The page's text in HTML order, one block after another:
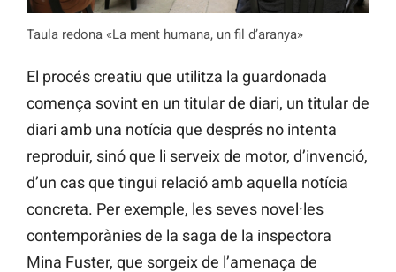
Taula redona «La ment humana, un fil d’aranya»
El procés creatiu que utilitza la guardonada
comença sovint en un titular de diari, un titular de
diari amb una notícia que després no intenta
reproduir, sinó que li serveix de motor, d’invenció,
d’un cas que tingui relació amb aquella notícia
concreta. Per exemple, les seves novel·les
contemporànies de la saga de la inspectora
Mina Fuster, que sorgeix de l’amenaça de